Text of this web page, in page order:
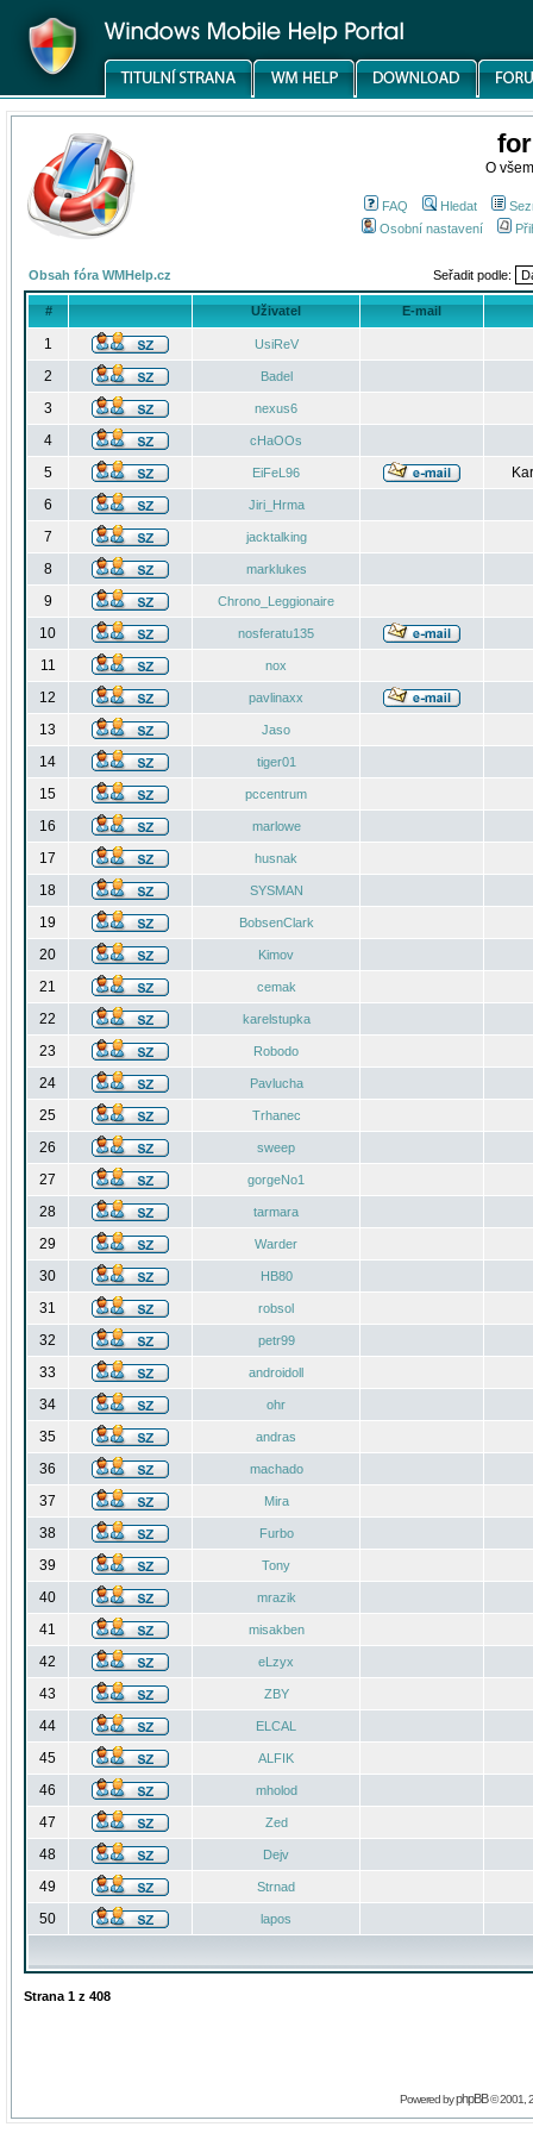
O
FAQ Hledat
Osobní nastavení
Obsah fóra WMHelp.cz Seřadit podle:
# Uživatel E-mail
1 UsiReV
2 Badel
3 nexus6
4 cHaOOs
5 EiFeL96
6
Jiri_Hrma
7 jacktalking
8 marklukes
9 Chrono_Leggionaire
10 nosferatu135
11 nox
12 pavlinaxx
13 Jaso
14 tiger01
15 pccentrum
16 marlowe
17 husnak
18 SYSMAN
19 BobsenClark
20 Kimov
21 cemak
22 karelstupka
23 Robodo
24 Pavlucha
25 Trhanec
26 sweep
27 gorgeNo1
28 tarmara
29 Warder
30 HB80
31 robsol
32 petr99
33 androidoll
34 ohr
35 andras
36 machado
37 Mira
38 Furbo
39 Tony
40 mrazik
41 misakben
42 eLzyx
43 ZBY
44 ELCAL
45 ALFIK
46 mholod
47 Zed
48 Dejv
49 Strnad
50 lapos
Strana 1 z 408
Powered byphpBB© 2001,